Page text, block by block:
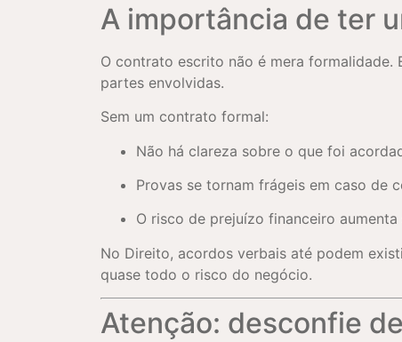
A importância de ter
O contrato escrito não é mera formalidade.
partes envolvidas.
Sem um contrato formal:
Não há clareza sobre o que foi
Provas se tornam frágeis em caso de
O risco de prejuízo financeiro
No Direito, acordos verbais até podem
quase todo o risco do negócio.
Atenção: desconfie